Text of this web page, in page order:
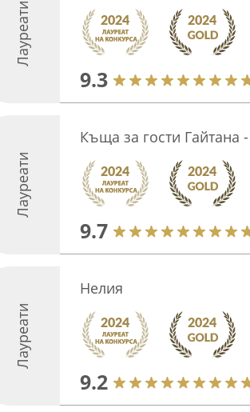
Лауреати
9.3
Лауреати
Къща за гости
9.7
Лауреати
Нелия
9.2